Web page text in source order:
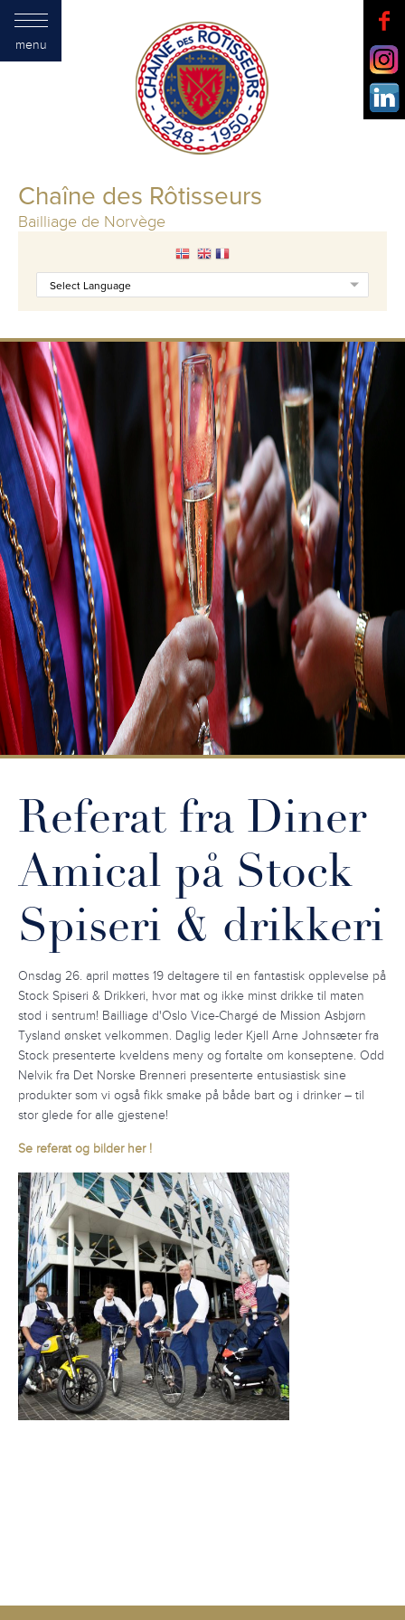
Chaîne des Rôtisseurs
Bailliage de Norvège
Referat fra Diner
Amical på Stock
Spiseri & drikkeri
Onsdag 26. april møttes 19 deltagere til en fantastisk opplevelse på
Stock Spiseri & Drikkeri, hvor mat og ikke minst drikke til maten
stod i sentrum! Bailliage d'Oslo Vice-Chargé de Mission Asbjørn
Tysland ønsket velkommen. Daglig leder Kjell Arne Johnsæter fra
Stock presenterte kveldens meny og fortalte om konseptene. Odd
Nelvik fra Det Norske Brenneri presenterte entusiastisk sine
produkter som vi også fikk smake på både bart og i drinker – til
stor glede for alle gjestene!
Se referat og bilder her !
menu